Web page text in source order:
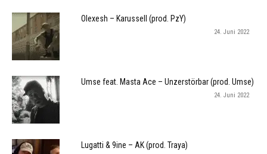
Olexesh – Karussell (prod. PzY)
24. Juni 2022
Umse feat. Masta Ace – Unzerstörbar (prod. Umse)
24. Juni 2022
Lugatti & 9ine – AK (prod. Traya)